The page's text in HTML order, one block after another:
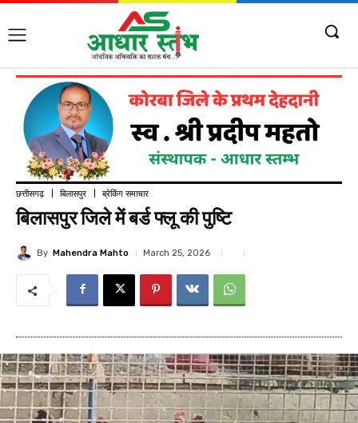
छत्तीसगढ़ बिलासपुर ब्रेकिंग समाचार
बिलासपुर जिले में बर्ड फ्लू की पुष्टि
By Mahendra Mahto March 25, 2026